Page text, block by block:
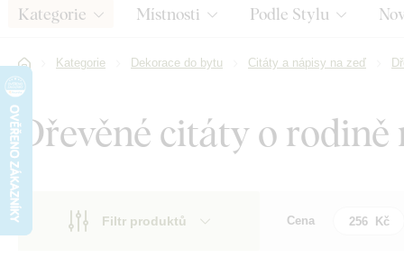
Kategorie Místnosti Podle Stylu
Kategorie Dekorace do bytu Citáty a nápisy na zeď
Dřevěné citáty o rodině
Filtr produktů
Motiv Cena
Motiv